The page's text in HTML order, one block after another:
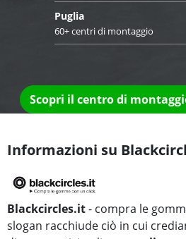
Puglia
60+ centri di montaggio
Scopri il centro di
Informazioni su
Blackcircles.it- compra le
slogan racchiude ciò in cui